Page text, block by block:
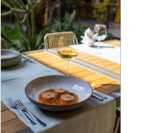
spridning av
föroreningar. Denna
artikel belyser hur
siltgardiner fungerar...